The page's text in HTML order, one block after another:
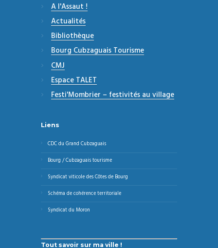
A l'Assaut !
Actualités
Bibliothèque
Bourg Cubzaguais Tourisme
CMJ
Espace TALET
Festi'Mombrier – festivités au village
Liens
CDC du Grand Cubzaguais
Bourg / Cubzaguais tourisme
Syndicat viticole des Côtes de Bourg
Schéma de cohérence territoriale
Syndicat du Moron
Tout savoir sur ma ville !